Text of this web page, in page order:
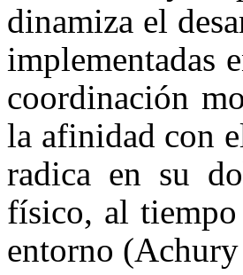
dinamiza el
implementadas
coordinación
la afinidad con
radica en su
físico, al
entorno (